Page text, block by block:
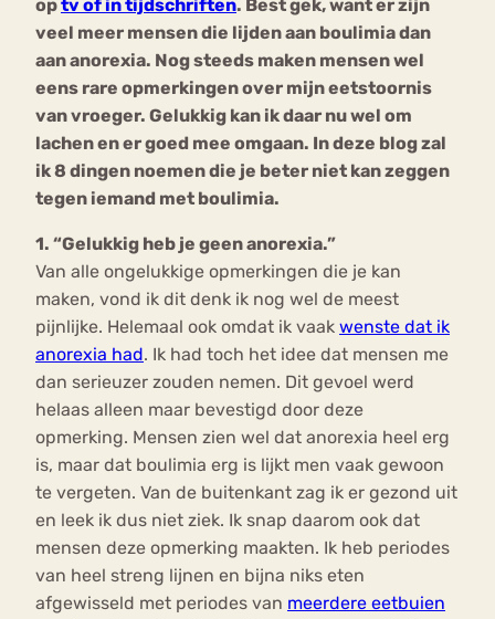
optv of in tijdschriften. Best gek, want er zijn
veel meer mensen die lijden aan boulimia dan
aan anorexia. Nog steeds maken mensen wel
eens rare opmerkingen over mijn eetstoornis
van vroeger. Gelukkig kan ik daar nu wel om
lachen en er goed mee omgaan. In deze blog zal
ik 8 dingen noemen die je beter niet kan zeggen
tegen iemand met boulimia.
1. “Gelukkig heb je geen anorexia.”
Van alle ongelukkige opmerkingen die je kan
maken, vond ik dit denk ik nog wel de meest
pijnlijke. Helemaal ook omdat ik vaak wenste dat ik
anorexia had. Ik had toch het idee dat mensen me
dan serieuzer zouden nemen. Dit gevoel werd
helaas alleen maar bevestigd door deze
opmerking. Mensen zien wel dat anorexia heel erg
is, maar dat boulimia erg is lijkt men vaak gewoon
te vergeten. Van de buitenkant zag ik er gezond uit
en leek ik dus niet ziek. Ik snap daarom ook dat
mensen deze opmerking maakten. Ik heb periodes
van heel streng lijnen en bijna niks eten
afgewisseld met periodes van meerdere eetbuien